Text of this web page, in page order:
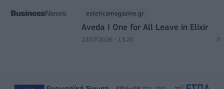
esteticamagazine.gr
Aveda I One for All Leave in Elixir
22/07/2026 - 13:20